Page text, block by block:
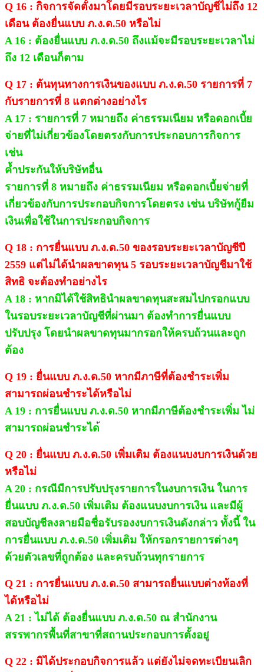
Q 16 : กิจการจัดตั้งมาโดยมีรอบระยะเวลาบัญชีไม่ถึง 12
เดือน ต้องยื่นแบบ ภ.ง.ด.50 หรือไม่
A 16 : ต้องยื่นแบบ ภ.ง.ด.50 ถึงแม้จะมีรอบระยะเวลาไม่
ถึง 12 เดือนก็ตาม
Q 17 : ต้นทุนทางการเงินของแบบ ภ.ง.ด.50 รายการที่ 7
กับรายการที่ 8 แตกต่างอย่างไร
A 17 : รายการที่ 7 หมายถึง ค่าธรรมเนียม หรือดอกเบี้ย
จ่ายที่ไม่เกี่ยวข้องโดยตรงกับการประกอบการกิจการ
เช่น
ค้ำประกันให้บริษัทอื่น
รายการที่ 8 หมายถึง ค่าธรรมเนียม หรือดอกเบี้ยจ่ายที่
เกี่ยวข้องกับการประกอบกิจการโดยตรง เช่น บริษัทกู้ยืม
เงินเพื่อใช้ในการประกอบกิจการ
Q 18 : การยื่นแบบ ภ.ง.ด.50 ของรอบระยะเวลาบัญชีปี
2559 แต่ไม่ได้นำผลขาดทุน 5 รอบระยะเวลาบัญชีมาใช้
สิทธิ จะต้องทำอย่างไร
A 18 : หากมิได้ใช้สิทธินำผลขาดทุนสะสมไปกรอกแบบ
ในรอบระยะเวลาบัญชีที่ผ่านมา ต้องทำการยื่นแบบ
ปรับปรุง โดยนำผลขาดทุนมากรอกให้ครบถ้วนและถูก
ต้อง
Q 19 : ยื่นแบบ ภ.ง.ด.50 หากมีภาษีที่ต้องชำระเพิ่ม
สามารถผ่อนชำระได้หรือไม่
A 19 : การยื่นแบบ ภ.ง.ด.50 หากมีภาษีต้องชำระเพิ่ม ไม่
สามารถผ่อนชำระได
Q 20 : ยื่นแบบ ภ.ง.ด.50 เพิ่มเติม ต้องแนบงบการเงินด้วย
หรือไม่
A 20 : กรณีมีการปรับปรุงรายการในงบการเงิน ในการ
ยื่นแบบ ภ.ง.ด.50 เพิ่มเติม ต้องแนบงบการเงิน และมีผู้
สอบบัญชีลงลายมือชื่อรับรองงบการเงินดังกล่าว ทั้งนี้ ใน
การยื่นแบบ ภ.ง.ด.50 เพิ่มเติม ให้กรอกรายการต่างๆ
ด้วยตัวเลขที่ถูกต้อง และครบถ้วนทุกรายการ
Q 21 : การยื่นแบบ ภ.ง.ด.50 สามารถยื่นแบบต่างท้องที่
ได้หรือไม่
A 21 : ไม่ได้ ต้องยื่นแบบ ภ.ง.ด.50 ณ สำนักงาน
สรรพากรพื้นที่สาขาที่สถานประกอบการตั้งอย
Q 22 : มิได้ประกอบกิจการแล้ว แต่ยังไม่จดทะเบียนเลิก